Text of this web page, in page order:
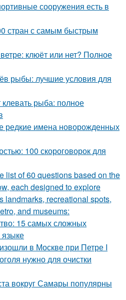
сооружения есть в
стран с самым быстрым
клюёт или нет? Полное
рыбы: лучшие условия для
клевать рыба: полное
имена новорожденных
100 скороговорок для
list of 60 questions based on the
each designed to explore
landmarks, recreational spots,
and museums:
15 самых сложных
языке
в Москве при Петре I
нужно для очистки
вокруг Самары популярны